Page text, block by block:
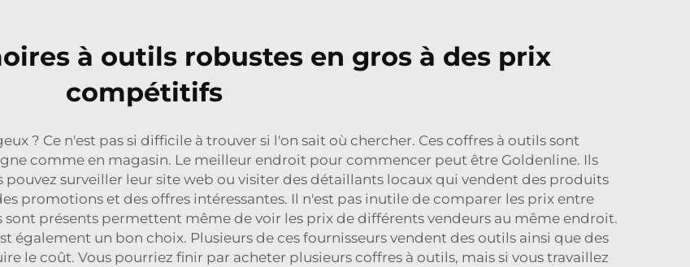
à outils robustes en gros à des prix
compétitifs
? Ce n'est pas si difficile à trouver si l'on sait où chercher. Ces coffres à outils sont
comme en magasin. Le meilleur endroit pour commencer peut être Goldenline. Ils
surveiller leur site web ou visiter des détaillants locaux qui vendent des produits
promotions et des offres intéressantes. Il n'est pas inutile de comparer les prix entre
sont présents permettent même de voir les prix de différents vendeurs au même endroit.
également un bon choix. Plusieurs de ces fournisseurs vendent des outils ainsi que des
le coût. Vous pourriez finir par acheter plusieurs coffres à outils, mais si vous travaillez